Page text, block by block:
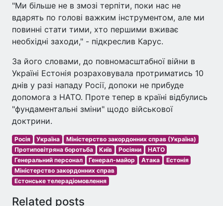
"Ми більше не в змозі терпіти, поки нас не
вдарять по голові важким інструментом, але ми
повинні стати тими, хто першими вживає
необхідні заходи," - підкреслив Карус.
За його словами, до повномасштабної війни в
Україні Естонія розраховувала протриматись 10
днів у разі нападу Росії, допоки не прибуде
допомога з НАТО. Проте тепер в країні відбулись
"фундаментальні зміни" щодо військової
доктрини.
Росія Україна
Міністерство закордонних справ (Україна)
Протиповітряна боротьба
Київ Росіяни
НАТО
Генеральний персонал
Генерал-майор Атака
Естонія
Міністерство закордонних справ
Естонське телерадіомовлення
Related posts